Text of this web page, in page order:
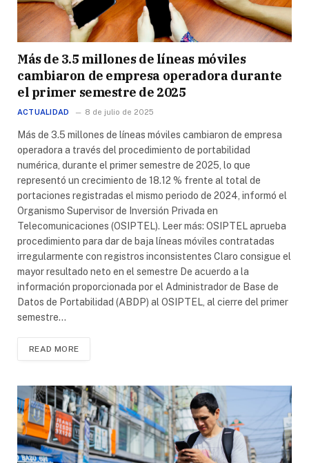
Más de 3.5 millones de líneas móviles
cambiaron de empresa operadora durante
el primer semestre de 2025
ACTUALIDAD 8 de julio de 2025
Más de 3.5 millones de líneas móviles cambiaron de empresa
operadora a través del procedimiento de portabilidad
numérica, durante el primer semestre de 2025, lo que
representó un crecimiento de 18.12 % frente al total de
portaciones registradas el mismo periodo de 2024, informó el
Organismo Supervisor de Inversión Privada en
Telecomunicaciones (OSIPTEL). Leer más: OSIPTEL aprueba
procedimiento para dar de baja líneas móviles contratadas
irregularmente con registros inconsistentes Claro consigue el
mayor resultado neto en el semestre De acuerdo a la
información proporcionada por el Administrador de Base de
Datos de Portabilidad (ABDP) al OSIPTEL, al cierre del primer
semestre…
READ MORE